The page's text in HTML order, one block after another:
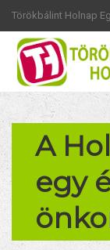
Törökbálint Holnap
A
egy